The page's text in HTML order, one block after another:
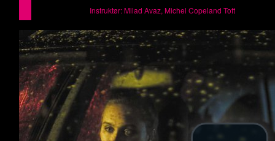
Instruktør: Milad Avaz, Michel Copeland Toft